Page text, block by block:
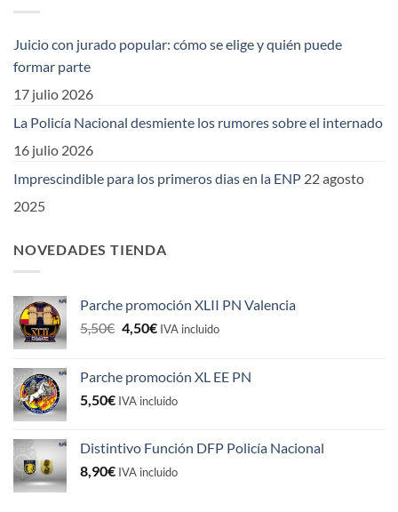
Juicio con jurado popular: cómo se elige y quién puede
formar parte
17 julio 2026
La Policía Nacional desmiente los rumores sobre el internado
16 julio 2026
Imprescindible para los primeros dias en la ENP 22 agosto
2025
NOVEDADES TIENDA
Parche promoción XLII PN Valencia
5,50€ El
era:
5,50€.
4,50€El
es:
4,50€.
IVA incluido
Parche promoción XL EE PN
5,50€ IVA incluido
Distintivo Función DFP Policía Nacional
8,90€ IVA incluido